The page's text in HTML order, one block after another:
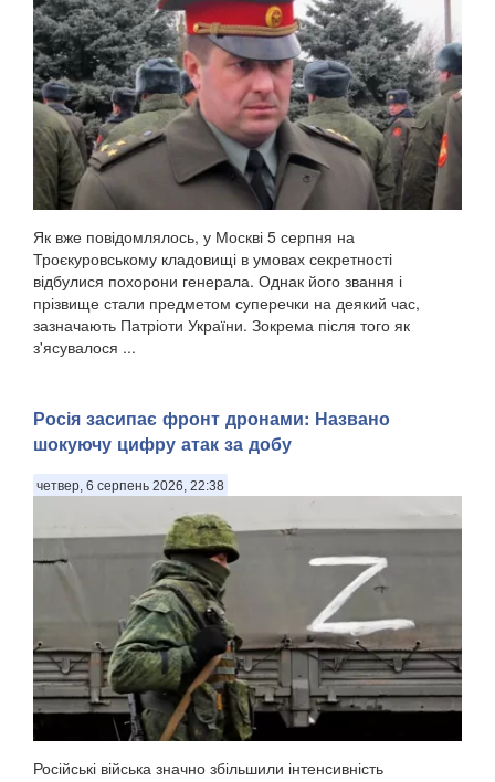
Як вже повідомлялось, у Москві 5 серпня на
Троєкуровському кладовищі в умовах секретності
відбулися похорони генерала. Однак його звання і
прізвище стали предметом суперечки на деякий час,
зазначають Патріоти України. Зокрема після того як
з'ясувалося ...
Росія засипає фронт дронами: Названо
шокуючу цифру атак за добу
четвер, 6 серпень 2026, 22:38
Російські війська значно збільшили інтенсивність